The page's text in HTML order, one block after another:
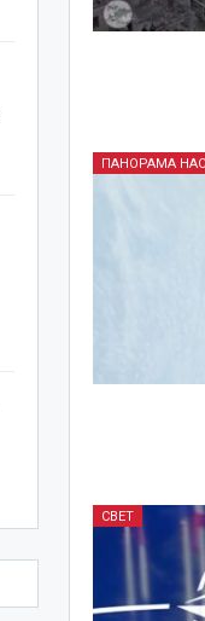
ПАНОРАМА
СВЕТ